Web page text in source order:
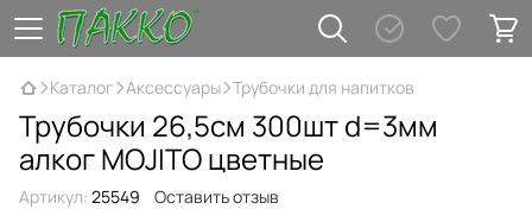
Каталог Аксессуары Трубочки для напитков
Трубочки 26,5см 300шт d=3мм
алког MOJITO цветные
Артикул: 25549 Оставить отзыв